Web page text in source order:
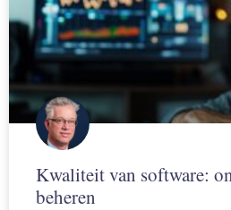
Kwaliteit van software:
beheren